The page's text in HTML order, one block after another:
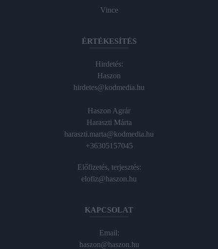
Vince
ÉRTÉKESÍTÉS
Hirdetés:
Haszon
hirdetes@kodmedia.hu
Haszon Agrár
Haraszti Márta
haraszti.marta@kodmedia.hu
+36305157045
Előfizetés, terjesztés:
elofiz@haszon.hu
KAPCSOLAT
Email:
haszon@haszon.hu